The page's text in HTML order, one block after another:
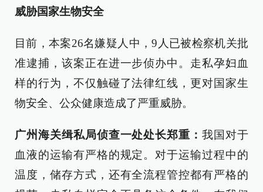
威胁国家生物安全
目前，本案26名嫌疑人中，9人已被检察机关批
准逮捕，该案正在进一步侦办中。走私孕妇血
样的行为，不仅触碰了法律红线，更对国家生
物安全、公众健康造成了严重威胁。
广州海关缉私局侦查一处处长郑重：我国对于
血液的运输有严格的规定。对于运输过程中的
温度，储存方式，还有全流程管控都有严格的